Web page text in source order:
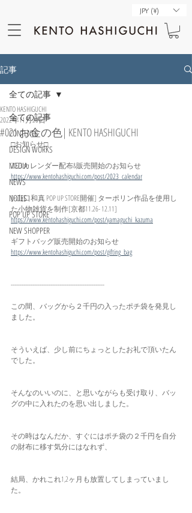
JPY (¥)
記事
全ての記事
CONTENTS
DESIGN WORKS
MEDIA
NEWS
NOTES
POP UP STORE
NEW SHOPPER
全ての記事
#021 お金の色| KENTO HASHIGUCHI
KENTO HASHIGUCHI
2022年11月20日
□お知らせ□
2023カレンダー配布&販売開始のお知らせ
https://www.kentohashiguchi.com/post/2023_calendar
[×山口和真 POP UP STORE開催] ターポリン作品を使用し
た小物雑貨を制作[京都11.26- 12.11]
https://www.kentohashiguchi.com/post/yamaguchi_kazuma
ギフトバッグ販売開始のお知らせ
https://www.kentohashiguchi.com/post/gifting_bag
----------------------------------------------------
この間、バッグから２千円の入ったポチ袋を発見し
ました。
そういえば、少し前にちょっとしたお礼で頂いたん
でした。
そんなのいいのに、と思いながらも受け取り、バッ
グの中に入れたのを思い出しました。
その時はなんだか、すぐにはポチ袋の２千円を自分
の財布に移す気分にはなれず、
結局、かれこれ1,2ヶ月も放置してしまっていまし
た。